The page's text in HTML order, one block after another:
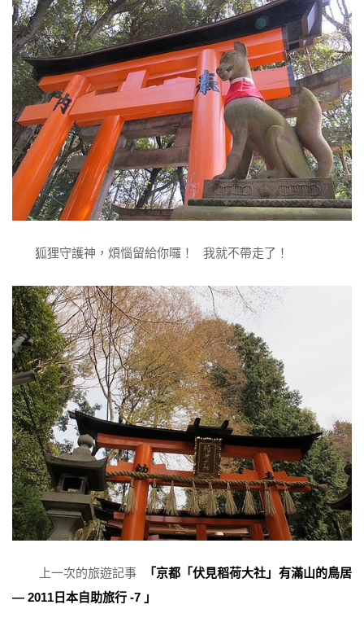
狐狸守護神，煩惱留給你囉！ 我就不帶走了！
上一次的旅遊記事
「京都「伏見稻荷大社」有滿山的鳥居
— 2011日本自助旅行 -7 」